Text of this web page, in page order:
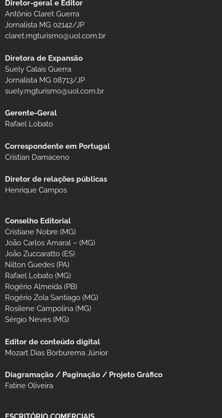
Diretor-geral e Editor
Antônio Claret Guerra
Jornalista MG 02142/JP
claret.mgturismo@uol.com.br
Diretora de Expansão
Suely Calais Guerra
Jornalista MG 08713/JP
suely.mgturismo@uol.com.br
Gerente-Geral
Rafael Lobato
Correspondente em Portugal
Cristian Damaceno
Diretor de relações públicas
Henrique Campos
Conselho Editorial
Cristiane Nobre (MG)
João Carlos Amaral – (MG)
João Zuccaratto (ES)
Nilton Guedes (PA)
Rafael Lobato (MG)
Rogério Almeida (PB)
Rogério Zola Santiago (MG)
Rosilene Campolina (MG)
Sérgio Neves (MG)
Editor de conteúdo digital
Mozart Dias Borburema Júnior
Diagramação / Paginação / Projeto Gráfico
Fatine Oliveira